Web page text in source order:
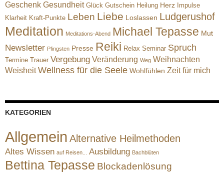
Geschenk Gesundheit Glück Gutschein Heilung Herz Impulse
Klarheit Kraft-Punkte Leben Liebe Loslassen Ludgerushof
Meditation Meditations-Abend Michael Tepasse Mut
Newsletter Pfingsten Presse Reiki Relax Seminar Spruch
Termine Trauer Vergebung Veränderung Weg Weihnachten
Weisheit Wellness für die Seele Wohlfühlen Zeit für mich
KATEGORIEN
Allgemein Alternative Heilmethoden
Altes Wissen auf Reisen... Ausbildung Bachblüten
Bettina Tepasse Blockadenlösung